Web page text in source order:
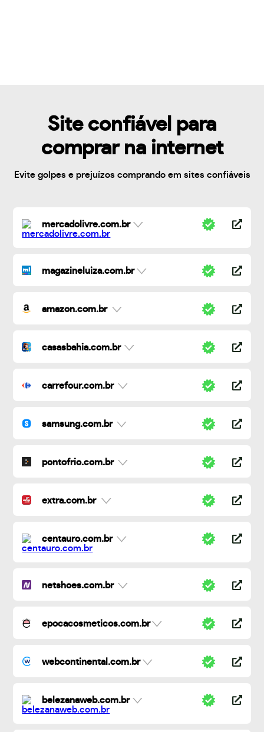
Site confiável para
comprar na internet
Evite golpes e prejuízos comprando em sites confiáveis
mercadolivre.com.br
magazineluiza.com.br
amazon.com.br
casasbahia.com.br
carrefour.com.br
samsung.com.br
pontofrio.com.br
extra.com.br
centauro.com.br
netshoes.com.br
epocacosmeticos.com.br
webcontinental.com.br
belezanaweb.com.br